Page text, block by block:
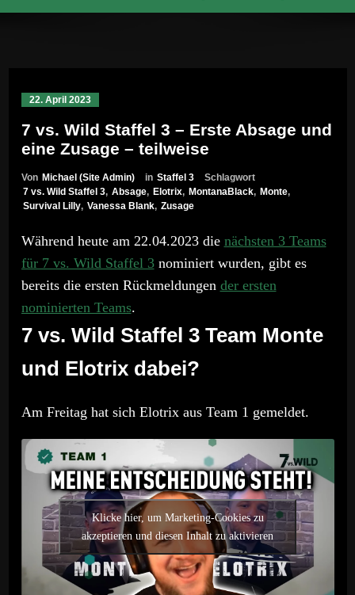
22. April 2023
7 vs. Wild Staffel 3 – Erste Absage und
eine Zusage – teilweise
Von Michael (Site Admin) in Staffel 3
Schlagwort
7 vs. Wild Staffel 3, Absage, Elotrix, MontanaBlack, Monte,
Survival Lilly, Vanessa Blank, Zusage
Während heute am 22.04.2023 die nächsten 3 Teams
für 7 vs. Wild Staffel 3nominiert wurden, gibt es
bereits die ersten Rückmeldungen der ersten
nominierten Teams.
7 vs. Wild Staffel 3 Team Monte
und Elotrix dabei?
Am Freitag hat sich Elotrix aus Team 1 gemeldet.
Klicke hier, um Marketing-Cookies zu
akzeptieren und diesen Inhalt zu aktivieren